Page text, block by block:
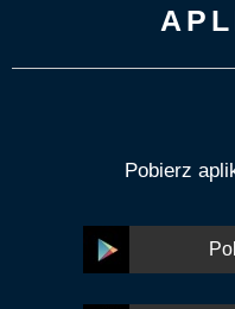
Pobierz